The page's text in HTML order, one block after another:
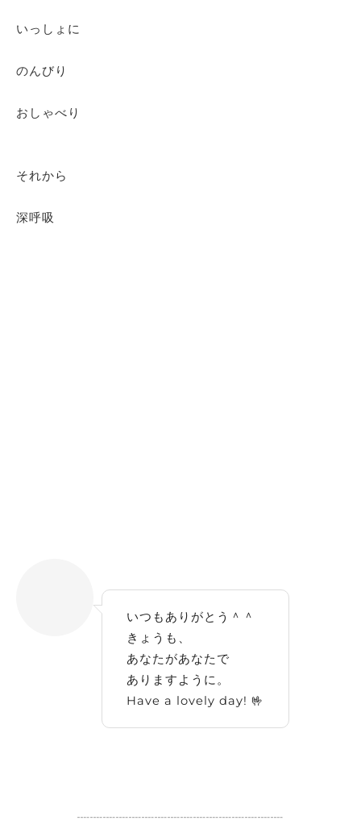
いっしょに
のんびり
おしゃべり
それから
深呼吸
いつもありがとう＾＾
きょうも、
あなたがあなたで
ありますように。
Have a lovely day! 🤟
┈┈┈┈┈┈┈┈┈┈┈┈┈┈┈┈